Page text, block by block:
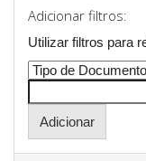
Adicionar filtros:
Utilizar filtros para